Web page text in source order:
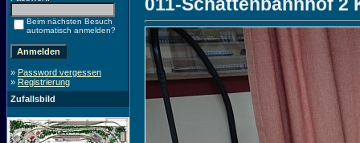
Beim nächsten Besuch
automatisch anmelden?
» Password vergessen
» Registrierung
Zufallsbild